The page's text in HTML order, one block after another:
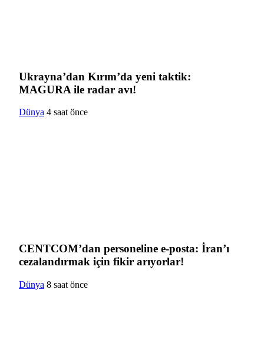
Ukrayna’dan Kırım’da yeni taktik:
MAGURA ile radar avı!
Dünya 4 saat önce
CENTCOM’dan personeline e-posta: İran’ı
cezalandırmak için fikir arıyorlar!
Dünya 8 saat önce